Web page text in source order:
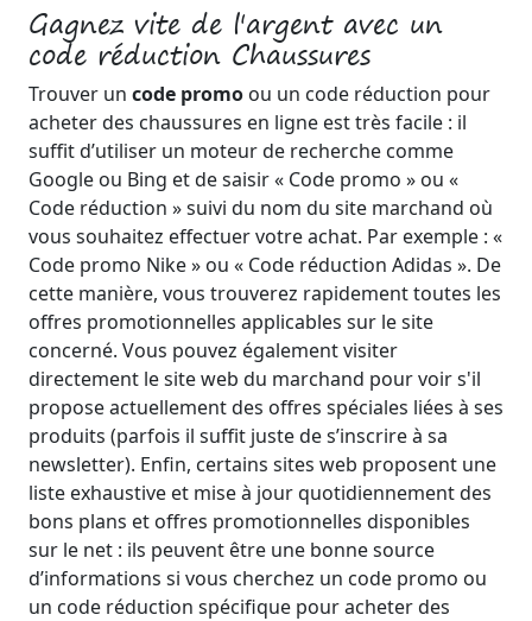
Gagnez vite de l'argent avec un
code réduction Chaussures
Trouver un code promo ou un code réduction pour
acheter des chaussures en ligne est très facile : il
suffit d’utiliser un moteur de recherche comme
Google ou Bing et de saisir « Code promo » ou «
Code réduction » suivi du nom du site marchand où
vous souhaitez effectuer votre achat. Par exemple : «
Code promo Nike » ou « Code réduction Adidas ». De
cette manière, vous trouverez rapidement toutes les
offres promotionnelles applicables sur le site
concerné. Vous pouvez également visiter
directement le site web du marchand pour voir s'il
propose actuellement des offres spéciales liées à ses
produits (parfois il suffit juste de s’inscrire à sa
newsletter). Enfin, certains sites web proposent une
liste exhaustive et mise à jour quotidiennement des
bons plans et offres promotionnelles disponibles
sur le net : ils peuvent être une bonne source
d’informations si vous cherchez un code promo ou
un code réduction spécifique pour acheter des